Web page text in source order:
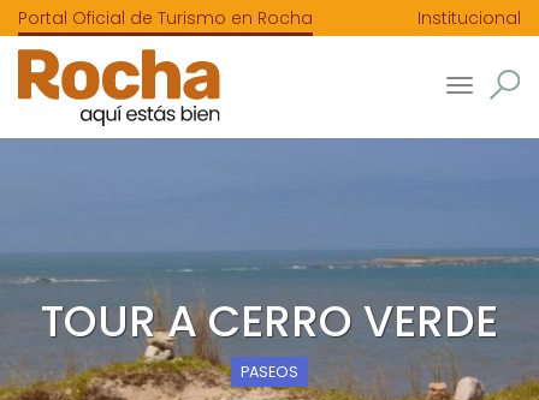
Portal Oficial de Turismo en Rocha Institucional
Toggle
TOUR A CERRO VERDE
PASEOS